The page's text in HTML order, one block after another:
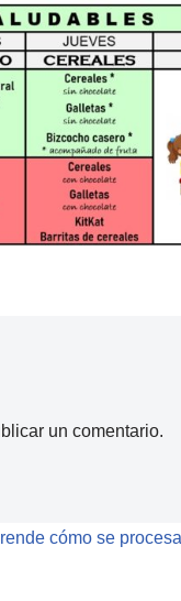
un comentario.
cómo se